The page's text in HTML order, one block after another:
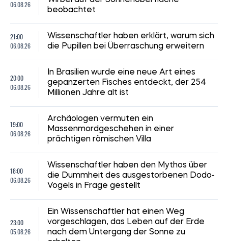
06.08.26
beobachtet
21:00
06.08.26
Wissenschaftler haben erklärt, warum sich
die Pupillen bei Überraschung erweitern
20:00
06.08.26
In Brasilien wurde eine neue Art eines
gepanzerten Fisches entdeckt, der 254
Millionen Jahre alt ist
19:00
06.08.26
Archäologen vermuten ein
Massenmordgeschehen in einer
prächtigen römischen Villa
18:00
06.08.26
Wissenschaftler haben den Mythos über
die Dummheit des ausgestorbenen Dodo-
Vogels in Frage gestellt
23:00
05.08.26
Ein Wissenschaftler hat einen Weg
vorgeschlagen, das Leben auf der Erde
nach dem Untergang der Sonne zu